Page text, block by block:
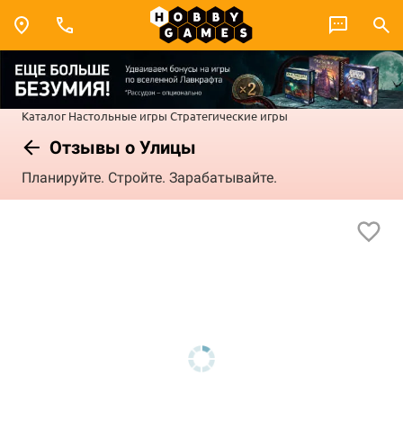
Каталог Настольные игры Стратегические игры
Отзывы о Улицы
Планируйте. Стройте. Зарабатывайте.